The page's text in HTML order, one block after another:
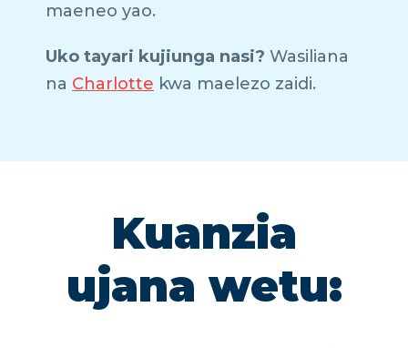
maeneo yao.
Uko tayari kujiunga nasi? Wasiliana
na Charlotte kwa maelezo zaidi.
Kuanzia
ujana wetu: